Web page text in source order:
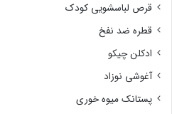
قرص لباسشویی کودک
قطره ضد نفخ
ادکلن چیکو
آغوشی نوزاد
پستانک میوه خوری